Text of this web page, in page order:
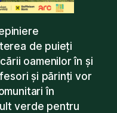
de puieți
oamenilor în și
și părinți vor
în
verde pentru